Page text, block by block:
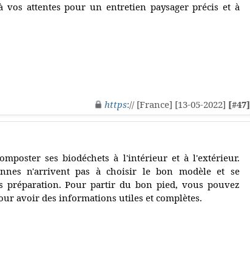
vos attentes pour un entretien paysager précis et à
https:// [France] [13-05-2022] [#47]
ses biodéchets à l'intérieur et à l'extérieur.
n'arrivent pas à choisir le bon modèle et se
préparation. Pour partir du bon pied, vous pouvez
avoir des informations utiles et complètes.